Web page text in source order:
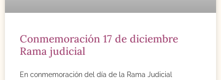
Conmemoración 17 de diciembre
Rama judicial
En conmemoración del día de la Rama Judicial